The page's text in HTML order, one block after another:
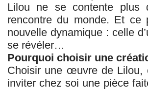
Lilou ne se contente
rencontre du monde. Et ce
nouvelle dynamique : celle
se révéler…
Pourquoi choisir une
Choisir une œuvre de Lilou,
inviter chez soi une pièce